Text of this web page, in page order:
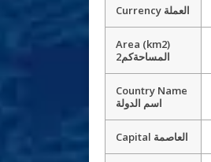
Currency العملة
Area (km2)
2المساحةكم
Country Name
اسم الدولة
Capital العاصمة